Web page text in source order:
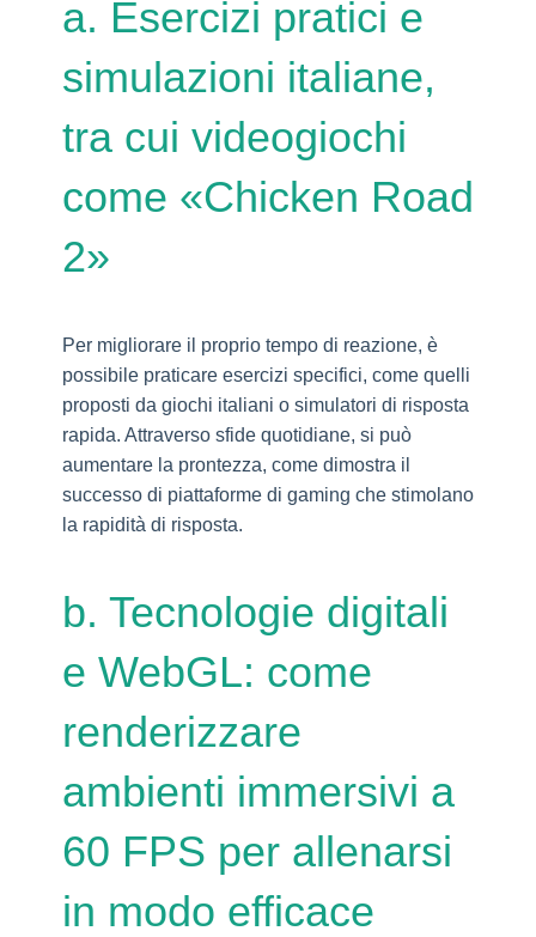
a. Esercizi pratici e
simulazioni italiane,
tra cui videogiochi
come «Chicken Road
2»
Per migliorare il proprio tempo di reazione, è
possibile praticare esercizi specifici, come quelli
proposti da giochi italiani o simulatori di risposta
rapida. Attraverso sfide quotidiane, si può
aumentare la prontezza, come dimostra il
successo di piattaforme di gaming che stimolano
la rapidità di risposta.
b. Tecnologie digitali
e WebGL: come
renderizzare
ambienti immersivi a
60 FPS per allenarsi
in modo efficace